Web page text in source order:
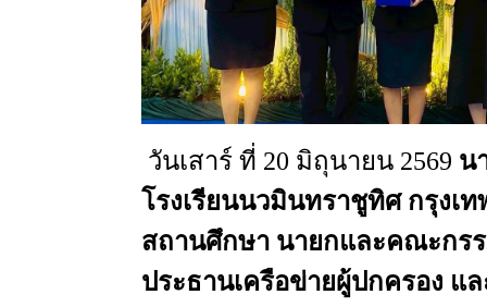
วันเสาร์ ที่ 20 มิถุนายน 2569 น
โรงเรียนนวมินทราชูทิศ กรุงเ
สถานศึกษา นายกและคณะกร
ประธานเครือข่ายผู้ปกครอง แ